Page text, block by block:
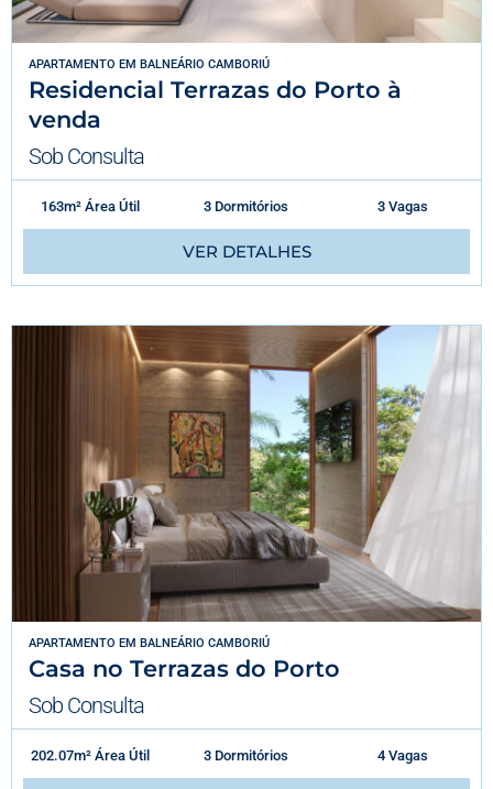
APARTAMENTO EM BALNEÁRIO CAMBORIÚ
Residencial Terrazas do Porto à
venda
Sob Consulta
163m² Área Útil 3 Dormitórios 3 Vagas
VER DETALHES
APARTAMENTO EM BALNEÁRIO CAMBORIÚ
Casa no Terrazas do Porto
Sob Consulta
202.07m² Área Útil 3 Dormitórios 4 Vagas